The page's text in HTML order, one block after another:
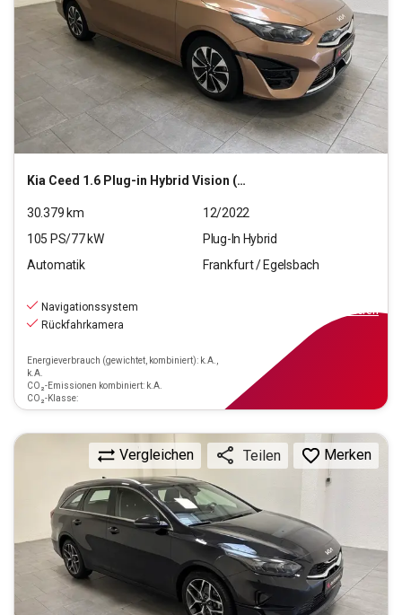
Kia Ceed 1.6 Plug-in Hybrid Vision (EURO 6d)
30.379km
12/2022
105 PS/77kW
Plug-In Hybrid
Automatik
Frankfurt / Egelsbach
Navigationssystem
Rückfahrkamera
Energieverbrauch (gewichtet, kombiniert): k.A.,
k.A.
CO₂-Emissionen kombiniert: k.A.
CO₂-Klasse:
finanzieren
Vergleichen Teilen Merken